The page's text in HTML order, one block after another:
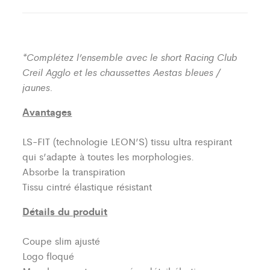
*Complétez l’ensemble avec le short Racing Club
Creil Agglo et les chaussettes Aestas bleues /
jaunes.
Avantages
LS-FIT (technologie LEON’S)tissu ultra respirant
qui s’adapte à toutes les morphologies.
Absorbe la transpiration
Tissu cintré élastique résistant
Détails du produit
Coupe slim ajusté
Logo floqué